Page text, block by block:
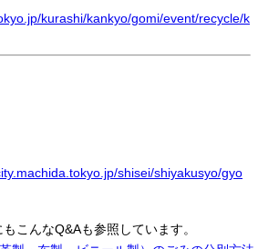
kurashi/kankyo/gomi/event/recycle/k
shisei/shiyakusyo/gyo
こんなQ&Aも参照しています。